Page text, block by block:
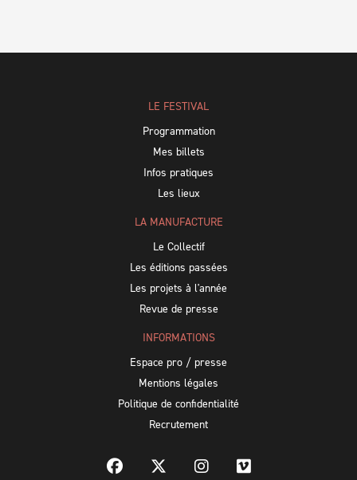
LE FESTIVAL
Programmation
Mes billets
Infos pratiques
Les lieux
LA MANUFACTURE
Le Collectif
Les éditions passées
Les projets à l'année
Revue de presse
INFORMATIONS
Espace pro / presse
Mentions légales
Politique de confidentialité
Recrutement